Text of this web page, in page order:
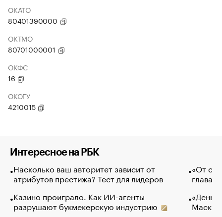
ОКАТО
80401390000
ОКТМО
80701000001
ОКФС
16
ОКОГУ
4210015
Интересное на РБК
Насколько ваш авторитет зависит от
атрибутов престижа? Тест для лидеров
Казино проиграло. Как ИИ-агенты
разрушают букмекерскую индустрию
«От
глава
Маск в